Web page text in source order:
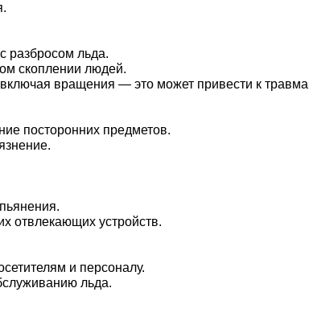
разбросом льда.
скоплении людей.
вращения — это может привести к
посторонних предметов.
отвлекающих устройств.
и персоналу.
льда.